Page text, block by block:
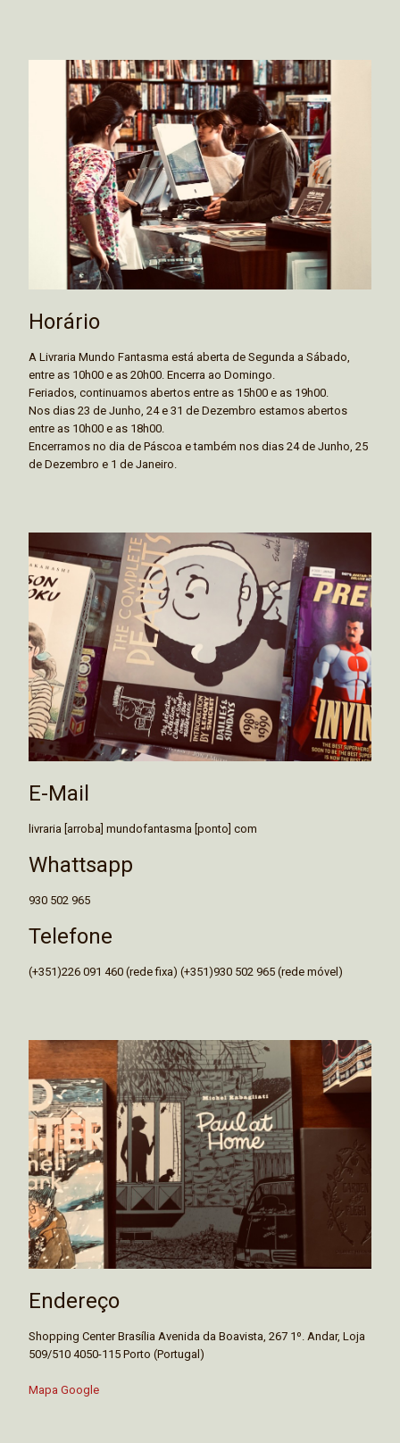
Horário
A Livraria Mundo Fantasma está aberta de Segunda a Sábado,
entre as 10h00 e as 20h00. Encerra ao Domingo.
Feriados, continuamos abertos entre as 15h00 e as 19h00.
Nos dias 23 de Junho, 24 e 31 de Dezembro estamos abertos
entre as 10h00 e as 18h00.
Encerramos no dia de Páscoa e também nos dias 24 de Junho, 25
de Dezembro e 1 de Janeiro.
E-Mail
livraria [arroba] mundofantasma [ponto] com
Whattsapp
930 502 965
Telefone
(+351)226 091 460 (rede fixa) (+351)930 502 965 (rede móvel)
Endereço
Shopping Center Brasília Avenida da Boavista, 267 1º. Andar, Loja
509/510 4050-115 Porto (Portugal)
Mapa Google